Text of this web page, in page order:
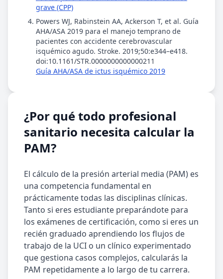
grave (CPP)
Powers WJ, Rabinstein AA, Ackerson T, et al. Guía
AHA/ASA 2019 para el manejo temprano de
pacientes con accidente cerebrovascular
isquémico agudo. Stroke. 2019;50:e344–e418.
doi:10.1161/STR.0000000000000211
Guía AHA/ASA de ictus isquémico 2019
¿Por qué todo profesional
sanitario necesita calcular la
PAM?
El cálculo de la presión arterial media (PAM) es
una competencia fundamental en
prácticamente todas las disciplinas clínicas.
Tanto si eres estudiante preparándote para
los exámenes de certificación, como si eres un
recién graduado aprendiendo los flujos de
trabajo de la UCI o un clínico experimentado
que gestiona casos complejos, calcularás la
PAM repetidamente a lo largo de tu carrera.